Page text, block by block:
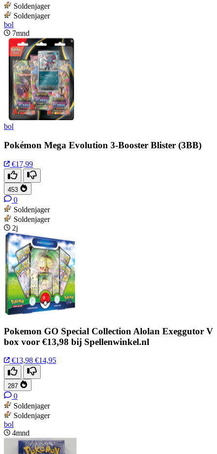
Soldenjager
Soldenjager
bol
7mnd
bol
Pokémon Mega Evolution 3-Booster Blister (3BB)
€17,99
453
0
Soldenjager
Soldenjager
2j
Pokemon GO Special Collection Alolan Exeggutor V
box voor €13,98 bij Spellenwinkel.nl
€13,98 €14,95
287
0
Soldenjager
Soldenjager
bol
4mnd